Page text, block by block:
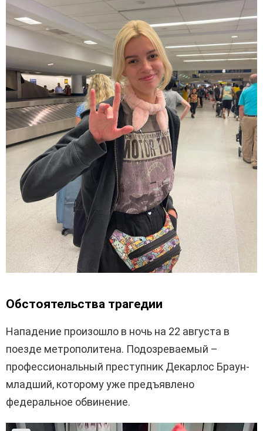
Обстоятельства трагедии
Нападение произошло в ночь на 22 августа в
поезде метрополитена. Подозреваемый –
профессиональный преступник Декарлос Браун-
младший, которому уже предъявлено
федеральное обвинение.